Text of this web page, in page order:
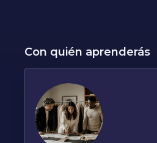
Con quién aprenderás